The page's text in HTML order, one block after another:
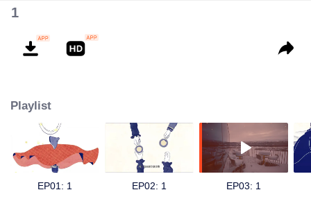
1
Playlist
EP01: 1 EP02: 1 EP03: 1